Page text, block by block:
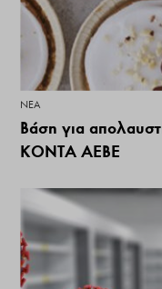
ΝΕΑ
Βάση για
ΚΟΝΤΑ ΑΕΒΕ